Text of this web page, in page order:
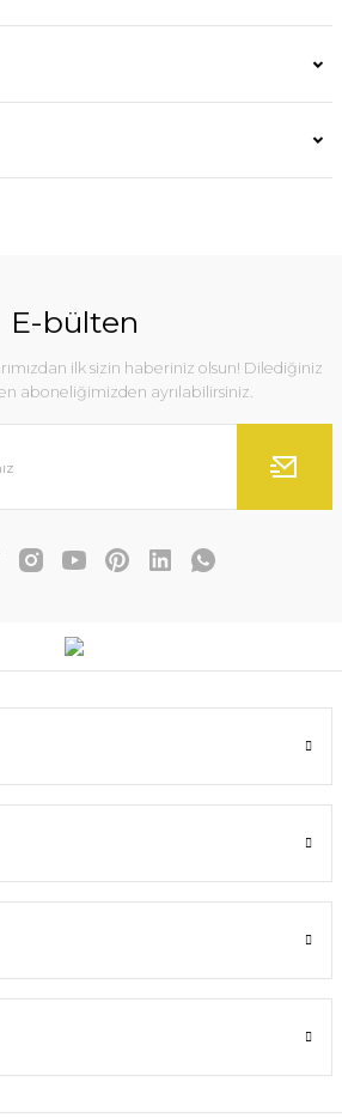
E-bülten
ilk sizin haberiniz olsun! Dilediğiniz
aboneliğimizden ayrılabilirsiniz.